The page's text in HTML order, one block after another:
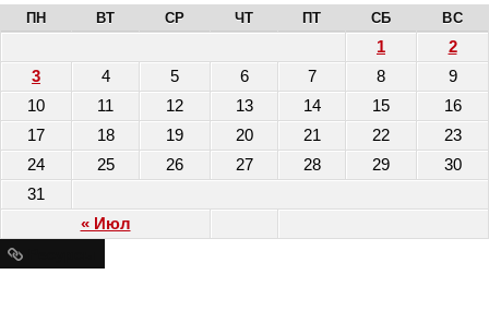
ПН ВТ СР ЧТ ПТ СБ ВС
« Июл
1
2
3
4 5 6 7 8
9
10
11 12 13 14 15
16
17
18 19 20 21 22
23
24
25 26 27 28 29
30
31